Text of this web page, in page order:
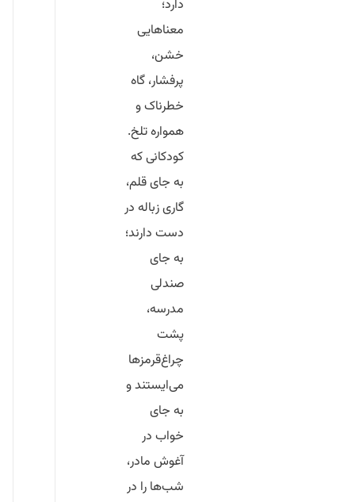
دارد؛
معناهایی
خشن،
پرفشار، گاه
خطرناک و
همواره تلخ.
کودکانی که
به جای قلم،
گاری زباله در
دست دارند؛
به جای
صندلی
مدرسه،
پشت
چراغ‌قرمزها
می‌ایستند و
به جای
خواب در
آغوش مادر،
شب‌ها را در